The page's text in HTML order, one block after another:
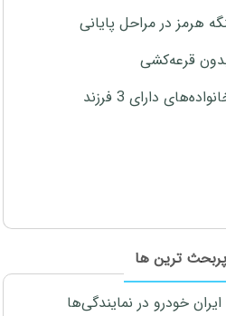
هرمز در مراحل پایانی
پربحث ترین ها